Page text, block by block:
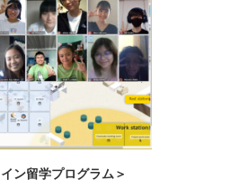
ン留学プログラム＞